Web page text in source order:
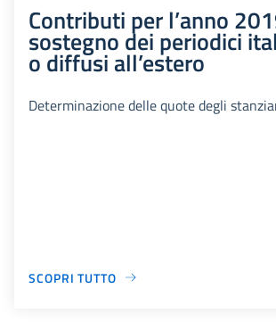
Contributi per l’anno
sostegno dei periodici
o diffusi all’estero
Determinazione delle quote degli
SCOPRI TUTTO